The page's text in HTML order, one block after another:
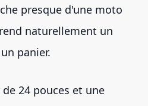
presque d'une moto
naturellement un
panier.
24 pouces et une